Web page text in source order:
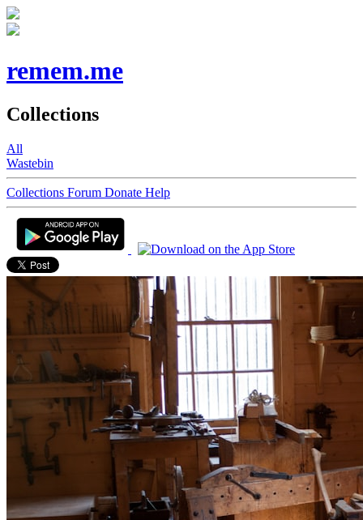
remem.me
Collections
All
Wastebin
Collections Forum Donate Help